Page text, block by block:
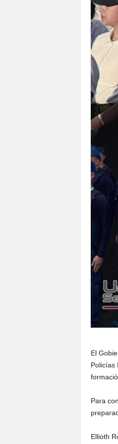
El
Policías
Para
Ellioth